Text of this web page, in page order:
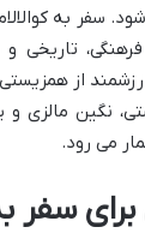
سفر به
تاریخی
از
نگین مالزی
می رود.
سفر